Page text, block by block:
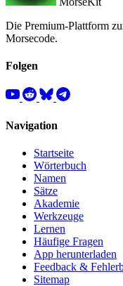
Die Premium-Plattform
Morsecode.
Folgen
Navigation
Startseite
Wörterbuch
Namen
Sätze
Akademie
Werkzeuge
Lernen
Häufige Fragen
App herunterladen
Feedback &
Sitemap